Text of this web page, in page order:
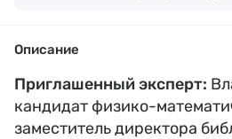
Описание
Приглашенный эксперт:
кандидат физико-
заместитель директора